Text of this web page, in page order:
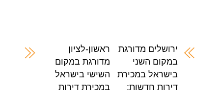
b
A
p
p
ירושלים מדורגת
במקום השני
בישראל במכירת
דירות חדשות:
ראשון-לציון
מדורגת במקום
השישי בישראל
במכירת דירות